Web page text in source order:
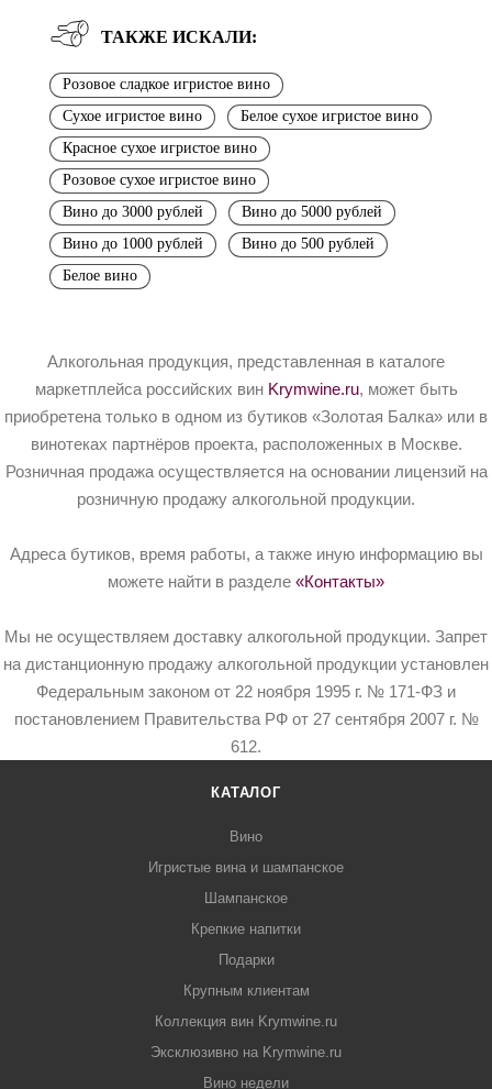
ТАКЖЕ ИСКАЛИ:
Розовое сладкое игристое вино
Сухое игристое вино
Белое сухое игристое вино
Красное сухое игристое вино
Розовое сухое игристое вино
Вино до 3000 рублей
Вино до 5000 рублей
Вино до 1000 рублей
Вино до 500 рублей
Белое вино
Алкогольная продукция, представленная в каталоге
маркетплейса российских вин Krymwine.ru, может быть
приобретена только в одном из бутиков «Золотая Балка» или в
винотеках партнёров проекта, расположенных в Москве.
Розничная продажа осуществляется на основании лицензий на
розничную продажу алкогольной продукции.
Адреса бутиков, время работы, а также иную информацию вы
можете найти в разделе «Контакты»
Мы не осуществляем доставку алкогольной продукции. Запрет
на дистанционную продажу алкогольной продукции установлен
Федеральным законом от 22 ноября 1995 г. № 171-ФЗ и
постановлением Правительства РФ от 27 сентября 2007 г. №
612.
КАТАЛОГ
Вино
Игристые вина и шампанское
Шампанское
Крепкие напитки
Подарки
Крупным клиентам
Коллекция вин Krymwine.ru
Эксклюзивно на Krymwine.ru
Вино недели